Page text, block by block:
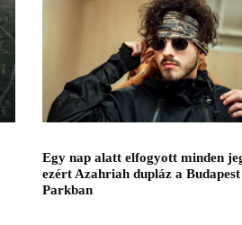
Egy nap alatt elfogyott minden
ezért Azahriah dupláz a Budapest
Parkban